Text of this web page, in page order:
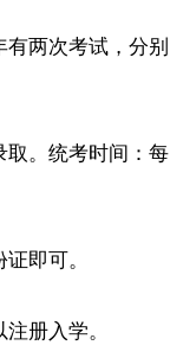
两次考试，分别
取。统考时间：每
即可。
册入学。